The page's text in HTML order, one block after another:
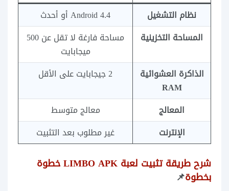
نظام التشغيل
Android 4.4 أو أحدث
المساحة التخزينية
مساحة فارغة لا تقل عن 500
ميجابايت
الذاكرة العشوائية
RAM
2 جيجابايت على الأقل
المعالج
معالج متوسط
الإنترنت
غير مطلوب بعد التثبيت
شرح طريقة تثبيت لعبة LIMBO APK خطوة
بخطوة📌